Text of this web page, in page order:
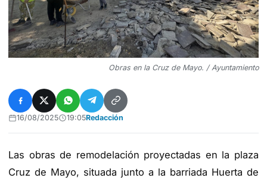
Obras en la Cruz de Mayo. / Ayuntamiento
16/08/2025 19:05Redacción
Las obras de remodelación proyectadas en la plaza
Cruz de Mayo, situada junto a la barriada Huerta de